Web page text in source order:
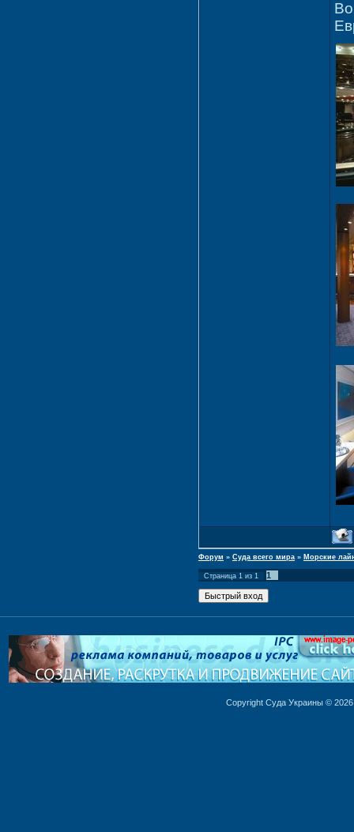
Форум » Суда всего мира » Морские
Страница 1 из 1 1
Copyright Суда Украины © 2026